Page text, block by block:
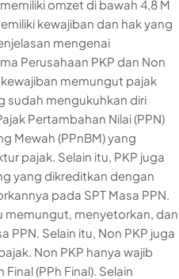
omzet di bawah 4,8 M
kewajiban dan hak yang
mengenai
Perusahaan PKP dan Non
kewajiban memungut pajak
sudah mengukuhkan diri
Pertambahan Nilai (PPN)
Mewah (PPnBM) yang
pajak. Selain itu, PKP juga
yang dikreditkan dengan
pada SPT Masa PPN.
memungut, menyetorkan, dan
PPN. Selain itu, Non PKP juga
Non PKP hanya wajib
(PPh Final). Selain